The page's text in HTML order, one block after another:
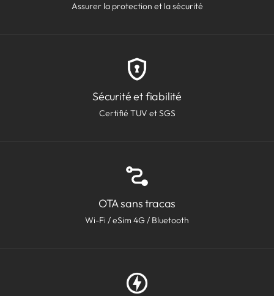
Assurer la protection et la sécurité
Sécurité et fiabilité
Certifié TUV et SGS
OTA sans tracas
Wi-Fi / eSim 4G / Bluetooth